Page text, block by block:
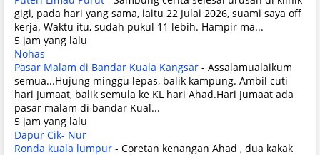
gigi, pada hari yang sama, iaitu 22 Julai 2026, suami saya off
kerja. Waktu itu, sudah pukul 11 lebih. Hampir ma...
5 jam yang lalu
Nohas
Pasar Malam di Bandar Kuala Kangsar - Assalamualaikum
semua...Hujung minggu lepas, balik kampung. Ambil cuti
hari Jumaat, balik semula ke KL hari Ahad.Hari Jumaat ada
pasar malam di bandar Kual...
5 jam yang lalu
Dapur Cik- Nur
Ronda kuala lumpur - Coretan kenangan Ahad , dua kakak